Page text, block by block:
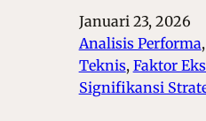
Januari 23, 2026
Analisis Performa,
Teknis, Faktor
Signifikansi